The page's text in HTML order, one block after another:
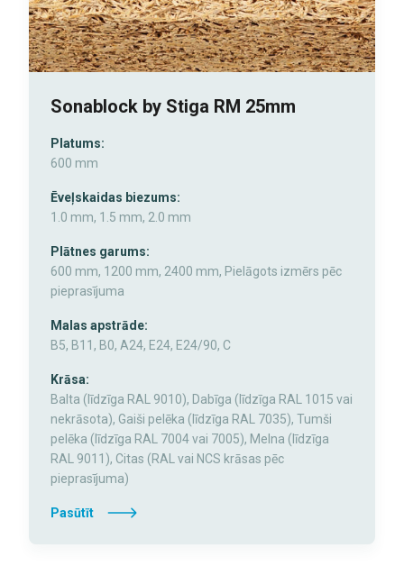
Sonablock by Stiga RM 25mm
Platums:
600 mm
Ēveļskaidas biezums:
1.0 mm, 1.5 mm, 2.0 mm
Plātnes garums:
600 mm, 1200 mm, 2400 mm, Pielāgots izmērs pēc
pieprasījuma
Malas apstrāde:
B5, B11, B0, A24, E24, E24/90, C
Krāsa:
Balta (līdzīga RAL 9010), Dabīga (līdzīga RAL 1015 vai
nekrāsota), Gaiši pelēka (līdzīga RAL 7035), Tumši
pelēka (līdzīga RAL 7004 vai 7005), Melna (līdzīga
RAL 9011), Citas (RAL vai NCS krāsas pēc
pieprasījuma)
Pasūtīt